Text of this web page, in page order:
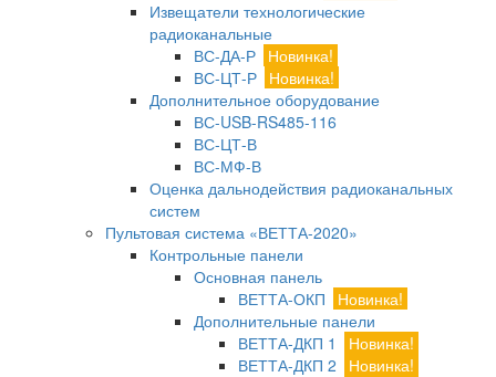
Извещатели технологические
радиоканальные
ВС-ДА-Р Новинка!
ВС-ЦТ-Р Новинка!
Дополнительное оборудование
ВС-USB-RS485-116
ВС-ЦТ-В
ВС-МФ-В
Оценка дальнодействия радиоканальных
систем
Пультовая система «ВЕТТА-2020»
Контрольные панели
Основная панель
ВЕТТА-ОКП
Новинка!
Дополнительные панели
ВЕТТА-ДКП 1
Новинка!
ВЕТТА-ДКП 2
Новинка!